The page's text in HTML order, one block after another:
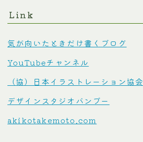
Link
気が向いたときだけ書くブログ
YouTubeチャンネル
（協）日本イラストレーション協会
デザインスタジオバンブー
akikotakemoto.com